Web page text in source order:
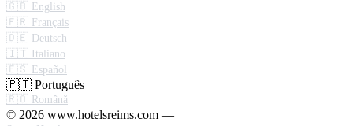
🇬🇧 English
🇫🇷 Français
🇩🇪 Deutsch
🇮🇹 Italiano
🇪🇸 Español
🇵🇹 Português
🇷🇴 Română
© 2026 www.hotelsreims.com —